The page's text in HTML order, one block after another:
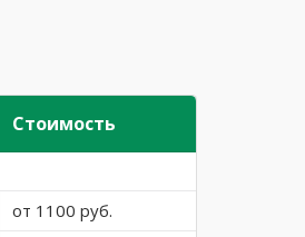
Стоимость
от 1100 руб.